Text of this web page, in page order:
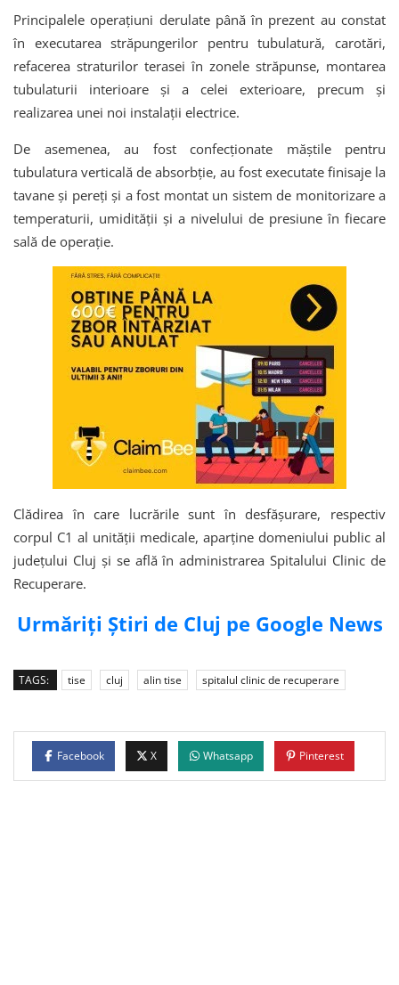
Principalele operațiuni derulate până în prezent au constat
în executarea străpungerilor pentru tubulatură, carotări,
refacerea straturilor terasei în zonele străpunse, montarea
tubulaturii interioare și a celei exterioare, precum și
realizarea unei noi instalații electrice.
De asemenea, au fost confecționate măștile pentru
tubulatura verticală de absorbție, au fost executate finisaje la
tavane și pereți și a fost montat un sistem de monitorizare a
temperaturii, umidității și a nivelului de presiune în fiecare
sală de operație.
Clădirea în care lucrările sunt în desfășurare, respectiv
corpul C1 al unității medicale, aparține domeniului public al
județului Cluj și se află în administrarea Spitalului Clinic de
Recuperare.
Urmăriți Știri de Cluj pe Google News
TAGS: tise cluj alin tise spitalul clinic de recuperare
Facebook X Whatsapp Pinterest